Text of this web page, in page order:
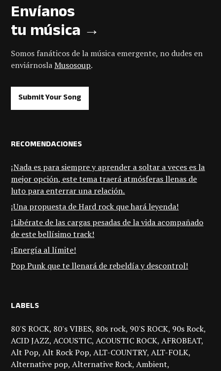
Envíanos
tu música →
Somos fanáticos de la música emergente, no dudes en
enviárnoslaMusosoup.
Submit Your Song
RECOMENDACIONES
¡Nada es para siempre y aprender a soltar a veces es la
mejor opción, este tema traerá atmósferas llenas de
luto para enterrar una relación.
¡Una propuesta de Hard rock que hará leyenda!
¡Libérate de las cargas pesadas de la vida acompañado
de este bellísimo track!
¡Energía al límite!
Pop Punk que te llenará de rebeldía y descontrol!
LABELS
80'S ROCK 80's VIBES 80s rock 90'S ROCK 90s Rock
ACID JAZZ ACOUSTIC ACOUSTIC ROCK AFROBEAT
Alt Pop Alt Rock Pop ALT-COUNTRY ALT-FOLK
Alternative pop Alternative Rock Ambient